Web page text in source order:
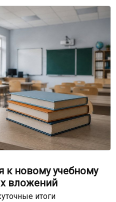
к новому учебному
вложений
итоги